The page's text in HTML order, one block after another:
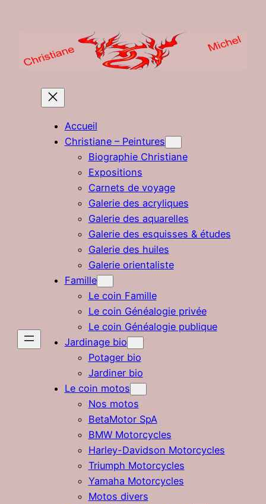
Accueil
Christiane – Peintures
Biographie Christiane
Expositions
Carnets de voyage
Galerie des acryliques
Galerie des aquarelles
Galerie des esquisses & études
Galerie des huiles
Galerie orientaliste
Famille
Le coin Famille
Le coin Généalogie privée
Le coin Généalogie publique
Jardinage bio
Potager bio
Jardiner bio
Le coin motos
Nos motos
BetaMotor SpA
BMW Motorcycles
Harley-Davidson Motorcycles
Triumph Motorcycles
Yamaha Motorcycles
Motos divers